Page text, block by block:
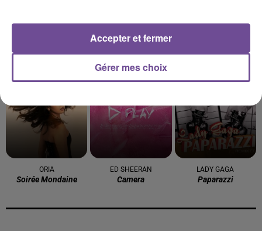
Dai Dai
ORIA
Soirée Mondaine
ED SHEERAN
Camera
LADY GAGA
Paparazzi
Gérer mes choix
Accepter et fermer